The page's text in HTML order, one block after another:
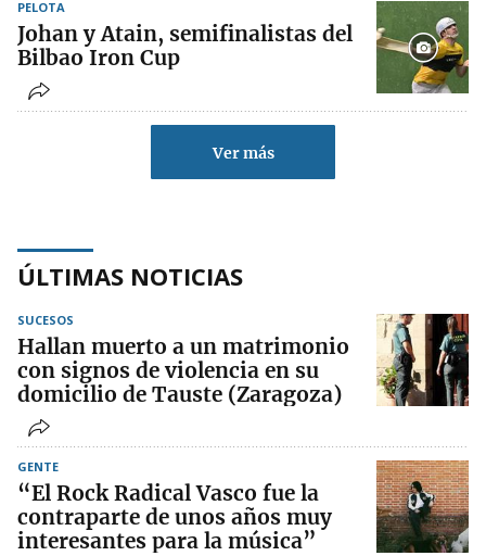
PELOTA
Johan y Atain, semifinalistas del
Bilbao Iron Cup
Ver más
ÚLTIMAS NOTICIAS
SUCESOS
Hallan muerto a un matrimonio
con signos de violencia en su
domicilio de Tauste (Zaragoza)
GENTE
“El Rock Radical Vasco fue la
contraparte de unos años muy
interesantes para la música”